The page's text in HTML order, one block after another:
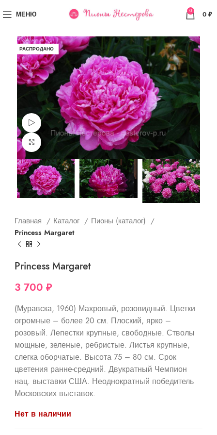
МЕНЮ 0 0 ₽
РАСПРОДАНО
Просмотр видео
Увеличить
Главная Каталог
Пионы (каталог)
Princess Margaret
Princess Margaret
3 700 ₽
(Муравска, 1960) Махровый, розовидный. Цветки
огромные – более 20 см. Плоский, ярко –
розовый. Лепестки крупные, свободные. Стволы
мощные, зеленые, ребристые. Листья крупные,
слегка оборчатые. Высота 75 – 80 см. Срок
цветения ранне-средний. Двукратный Чемпион
нац. выставки США. Неоднократный победитель
Московских выставок.
Нет в наличии